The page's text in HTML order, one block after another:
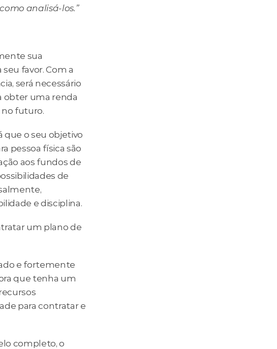
analisá-los.”
sua
favor. Com a
será necessário
obter uma renda
no futuro.
que o seu objetivo
pessoa física são
aos fundos de
de
e disciplina.
um plano de
e fortemente
que tenha um
para contratar e
completo, o